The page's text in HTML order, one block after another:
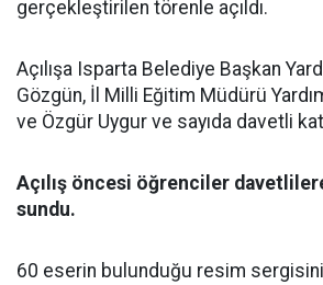
gerçekleştirilen törenle açıldı.
Açılışa Isparta Belediye Başkan
Gözgün, İl Milli Eğitim Müdürü
ve Özgür Uygur ve sayıda davetli
Açılış öncesi öğrenciler
sundu.
60 eserin bulunduğu resim